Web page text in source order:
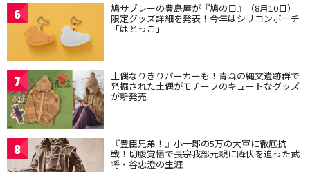
6 鳩サブレーの豊島屋が『鳩の日』（8月10日）
限定グッズ詳細を発表！今年はシリコンポーチ
「はとっこ」
7 土偶なりきりパーカーも！青森の縄文遺跡群で
発掘された土偶がモチーフのキュートなグッズ
が新発売
8 『豊臣兄弟！』小一郎の5万の大軍に徹底抗
戦！切腹覚悟で長宗我部元親に降伏を迫った武
将・谷忠澄の生涯